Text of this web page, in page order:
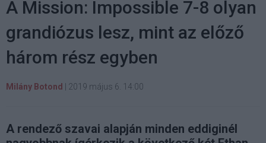
A Mission: Impossible 7-8 olyan
grandiózus lesz, mint az előző
három rész egyben
Milány Botond 2019 május 6. 14:00
A rendező szavai alapján minden eddiginél